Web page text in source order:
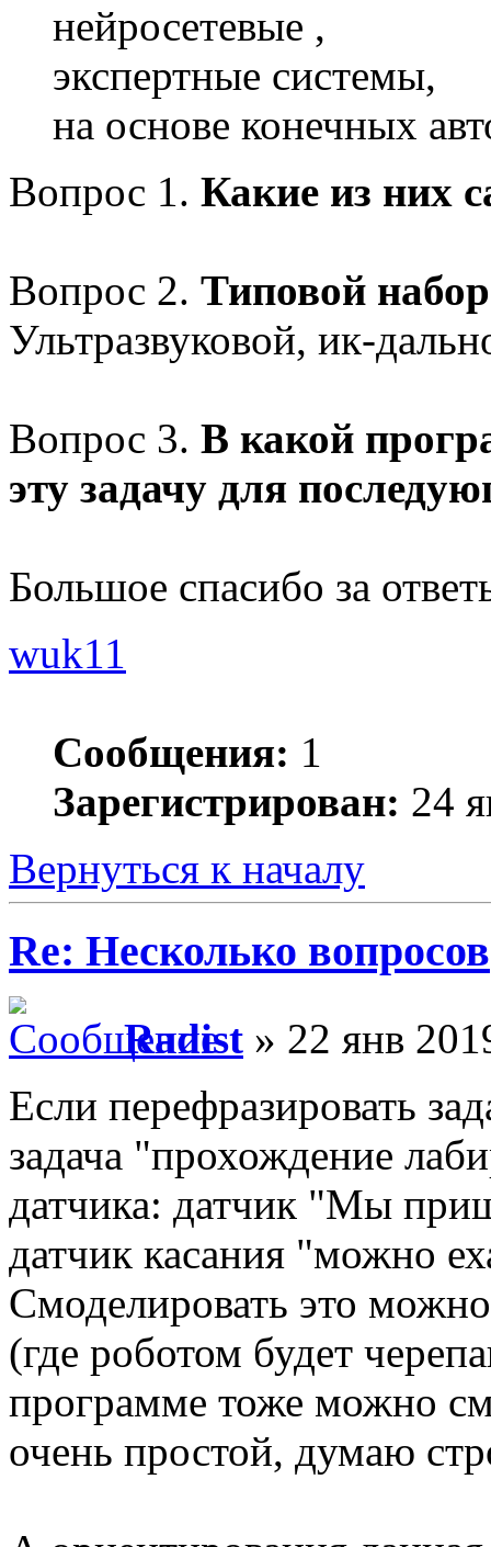
нейросетевые ,
экспертные системы,
на основе конечных
Вопрос 1. Какие из них
Вопрос 2. Типовой
Ультразвуковой, ик-
Вопрос 3. В какой
эту задачу для
Большое спасибо за
wuk11
Сообщения: 1
Зарегистрирован: 24
Вернуться к началу
Re: Несколько вопросов
Radist » 22 янв
Если перефразировать
задача "прохождение
датчика: датчик "Мы
датчик касания "можно
Смоделировать это
(где роботом будет
программе тоже можно
очень простой, думаю